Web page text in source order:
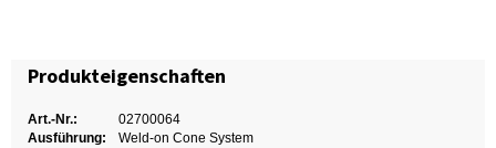
Produkteigenschaften
Art.-Nr.:
02700064
Ausführung:
Weld-on Cone System